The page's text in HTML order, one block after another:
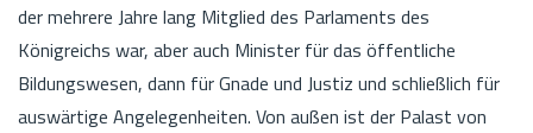
der mehrere Jahre lang Mitglied des Parlaments des
Königreichs war, aber auch Minister für das öffentliche
Bildungswesen, dann für Gnade und Justiz und schließlich für
auswärtige Angelegenheiten. Von außen ist der Palast von